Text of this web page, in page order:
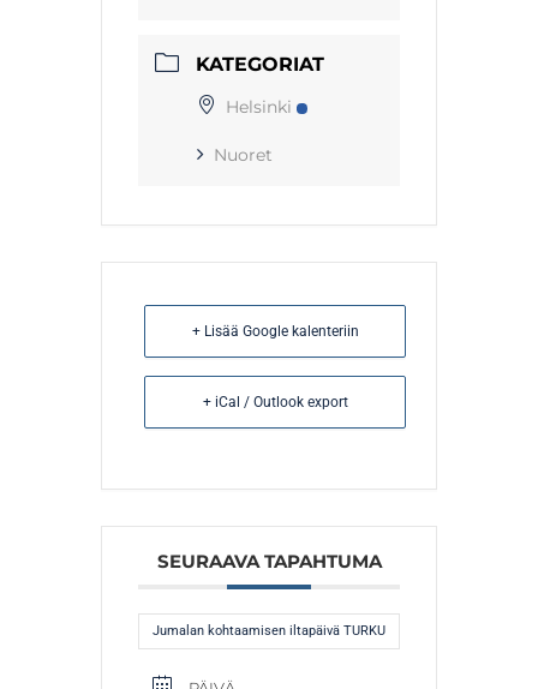
KATEGORIAT
Helsinki
Nuoret
+ Lisää Google kalenteriin
+ iCal / Outlook export
SEURAAVA TAPAHTUMA
Jumalan kohtaamisen iltapäivä TURKU